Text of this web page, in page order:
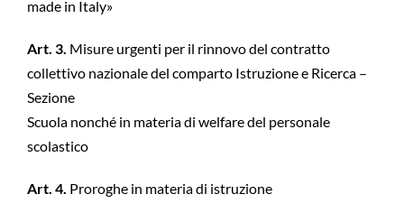
made in Italy»
Art. 3. Misure urgenti per il rinnovo del contratto
collettivo nazionale del comparto Istruzione e Ricerca –
Sezione
Scuola nonché in materia di welfare del personale
scolastico
Art. 4. Proroghe in materia di istruzione